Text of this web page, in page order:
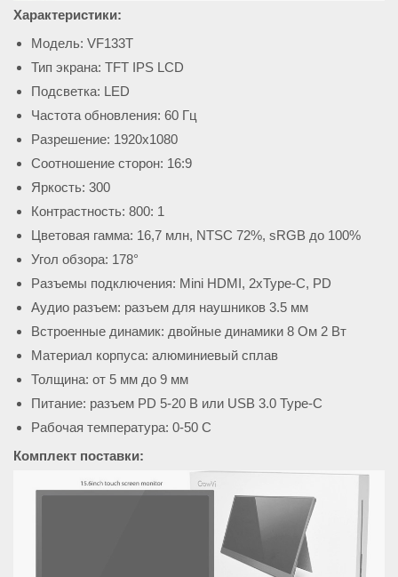
Характеристики:
Модель: VF133T
Тип экрана: TFT IPS LCD
Подсветка: LED
Частота обновления: 60 Гц
Разрешение: 1920х1080
Соотношение сторон: 16:9
Яркость: 300
Контрастность: 800: 1
Цветовая гамма: 16,7 млн, NTSC 72%, sRGB до 100%
Угол обзора: 178°
Разъемы подключения: Mini HDMI, 2хType-C, PD
Аудио разъем: разъем для наушников 3.5 мм
Встроенные динамик: двойные динамики 8 Ом 2 Вт
Материал корпуса: алюминиевый сплав
Толщина: от 5 мм до 9 мм
Питание: разъем PD 5-20 В или USB 3.0 Type-C
Рабочая температура: 0-50 С
Комплект поставки: